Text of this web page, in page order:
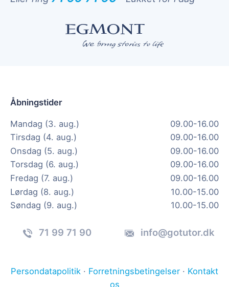
Åbningstider
Mandag (3. aug.)
09.00-16.00
Tirsdag (4. aug.)
09.00-16.00
Onsdag (5. aug.)
09.00-16.00
Torsdag (6. aug.)
09.00-16.00
Fredag (7. aug.)
09.00-16.00
Lørdag (8. aug.)
10.00-15.00
Søndag (9. aug.)
10.00-15.00
71 99 71 90 info@gotutor.dk
Persondatapolitik · Forretningsbetingelser · Kontakt
os